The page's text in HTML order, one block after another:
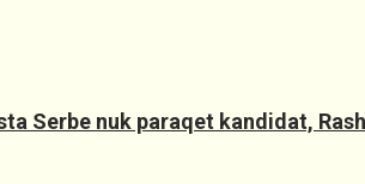
Serbe nuk paraqet kandidat,